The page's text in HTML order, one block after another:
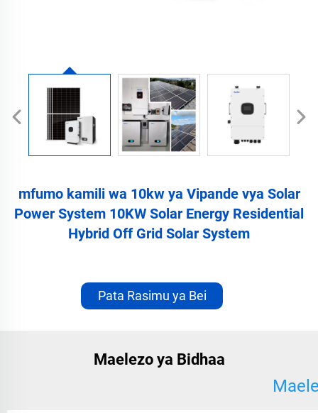
mfumo kamili wa 10kw ya Vipande vya Solar
Power System 10KW Solar Energy Residential
Hybrid Off Grid Solar System
Pata Rasimu ya Bei
Maelezo ya Bidhaa